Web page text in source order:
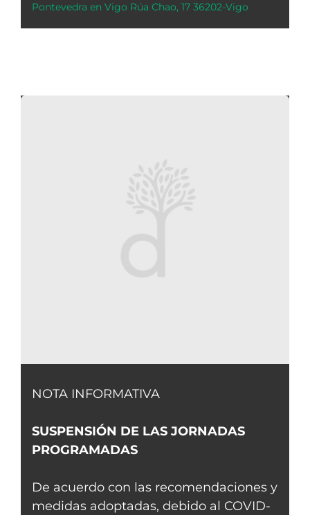
Pontevedra en Vigo Rúa Chao, 17 36202-Vigo
NOTA INFORMATIVA
SUSPENSIÓN DE LAS JORNADAS
PROGRAMADAS
De acuerdo con las recomendaciones y
medidas adoptadas, debido al COVID-